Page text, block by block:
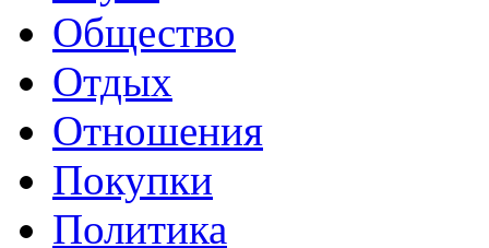
Общество
Отдых
Отношения
Покупки
Политика